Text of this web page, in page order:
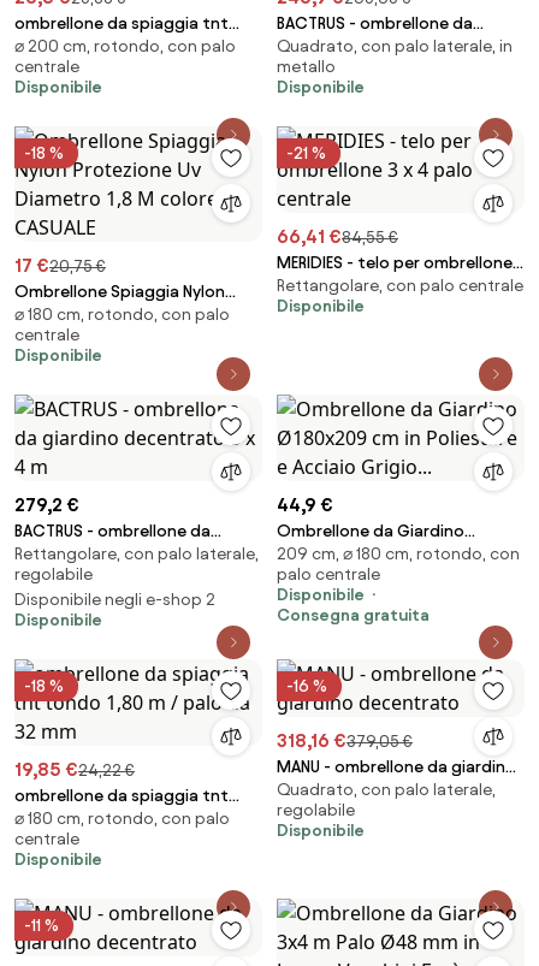
ombrellone da spiaggia tnt
tondo 2 m / palo da 32 mm
⌀ 200 cm, rotondo, con palo
centrale
Disponibile
BACTRUS - ombrellone da
giardino decentrato 3 x 3 m
Quadrato, con palo laterale, in
metallo
Disponibile
-18 %
17 €20,75 €
Ombrellone Spiaggia Nylon
Protezione Uv Diametro 1,8 M
colore CASUALE
⌀ 180 cm, rotondo, con palo
centrale
Disponibile
-21 %
66,41 €84,55 €
MERIDIES - telo per ombrellone
3 x 4 palo centrale
Rettangolare, con palo centrale
Disponibile
279,2 €
BACTRUS - ombrellone da
giardino decentrato 3 x 4 m
Rettangolare, con palo laterale,
regolabile
Disponibile negli e-shop 2
Disponibile
44,9 €
Ombrellone da Giardino
Ø180x209 cm in Poliestere e
Acciaio Grigio...
209 cm, ⌀ 180 cm, rotondo, con
palo centrale
Disponibile
Consegna gratuita
-18 %
19,85 €24,22 €
ombrellone da spiaggia tnt
tondo 1,80 m / palo da 32 mm
⌀ 180 cm, rotondo, con palo
centrale
Disponibile
-16 %
318,16 €379,05 €
MANU - ombrellone da giardino
decentrato
Quadrato, con palo laterale,
regolabile
Disponibile
-11 %